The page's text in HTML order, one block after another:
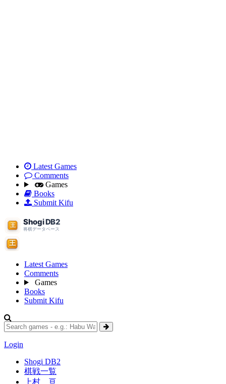
Latest Games
Comments
Games
Books
Submit Kifu
Latest Games
Comments
Games
Books
Submit Kifu
Login
Shogi DB2
棋戦一覧
上村 亘